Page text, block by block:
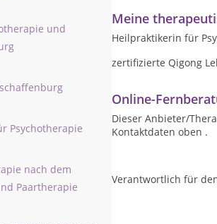
und
Psychotherapie
nach dem
Paartherapie
Meine
Heilpraktikerin für
zertifizierte Qigong
Online-
Dieser Anbieter/
Kontaktdaten oben .
Verantwortlich für